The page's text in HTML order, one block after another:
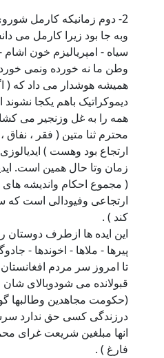
2- دوم زمانیکه کارمل
وبه جا بود زیرا کارمل می
سیاه - امپریالیزم خون
وطن ما نه خورده ونمی
همیشه هوشدار می داد که (
دیموکراتیک باهم یکجا نشوند
همه را به غل وزنجیر می
محترم ثنا متین ( فقر ،
ارتجاع بود وهست )
زمان وتا حال همین است.
( مجموع احکام واندیشه
ارتجاعی وفیودالی است
کند ) .
این ایده ها ازطرف دوستان
پیرها - ملاها - اخوندها -
تا امروز سر مردم
قبولانده می شودوبالای
(حکومت مجاهدین وطالبها
درزندگی کسی حق ندارد
انها مبلغین شریعت غرای
فارغ ) .